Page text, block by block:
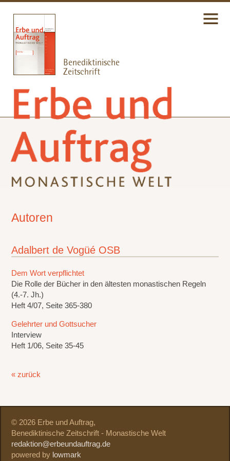
Autoren
Adalbert de Vogüé OSB
Dem Wort verpflichtet
Die Rolle der Bücher in den ältesten monastischen Regeln
(4.-7. Jh.)
Heft 4/07, Seite 365-380
Gelehrter und Gottsucher
Interview
Heft 1/06, Seite 35-45
« zurück
© 2026 Erbe und Auftrag,
Benediktinische Zeitschrift - Monastische Welt
redaktion@erbeundauftrag.de
powered by lowmark